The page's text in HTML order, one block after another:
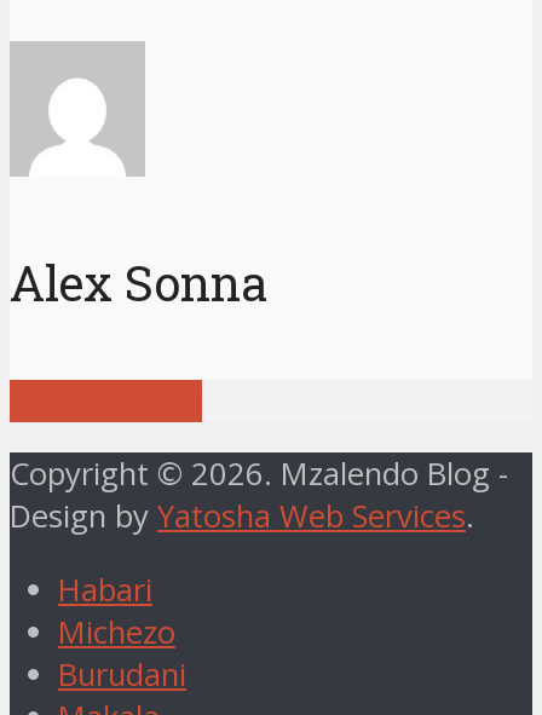
Alex Sonna
Copyright © 2026. Mzalendo Blog -
Design by Yatosha Web Services.
Habari
Michezo
Burudani